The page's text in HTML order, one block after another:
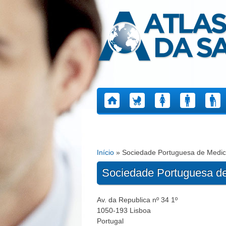
Atlas da Saúde
Está aqui
Início » Sociedade Portuguesa de
Sociedade Portuguesa
Av. da Republica nº 34 1º
1050-193 Lisboa
Portugal